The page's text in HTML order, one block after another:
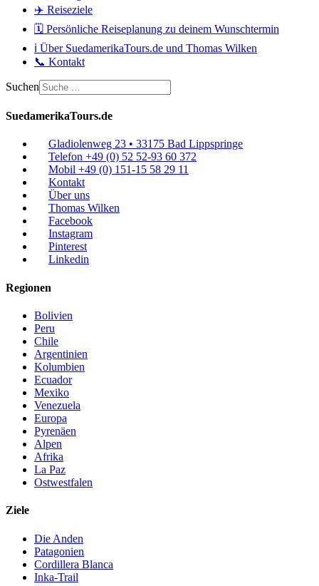
✈️ Reiseziele
🗓️ Persönliche Reiseplanung zu deinem Wunschtermin
ℹ️ Über SuedamerikaTours.de und Thomas Wilken
📞 Kontakt
Suchen
SuedamerikaTours.de
Gladiolenweg 23 • 33175 Bad Lippspringe
Telefon +49 (0) 52 52-93 60 372
Mobil +49 (0) 151-15 58 29 11
Kontakt
Über uns
Thomas Wilken
Facebook
Instagram
Pinterest
Linkedin
Regionen
Bolivien
Peru
Chile
Argentinien
Kolumbien
Ecuador
Mexiko
Venezuela
Europa
Pyrenäen
Alpen
Afrika
La Paz
Ostwestfalen
Ziele
Die Anden
Patagonien
Cordillera Blanca
Inka-Trail